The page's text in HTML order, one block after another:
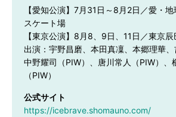
【愛知公演】7月31日～8月2日／愛・
スケート場
【東京公演】8月8、9日、11日／東京
出演：宇野昌磨、本田真凜、本郷理華、
中野耀司（PIW）、唐川常人（PIW）、
（PIW）
公式サイト
https://icebrave.shomauno.com/